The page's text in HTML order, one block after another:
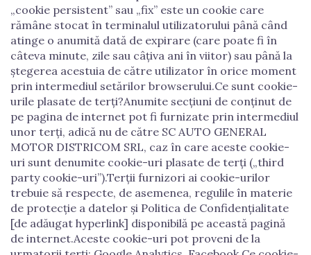
„cookie persistent” sau „fix” este un cookie care
rămâne stocat în terminalul utilizatorului până când
atinge o anumită dată de expirare (care poate fi în
câteva minute, zile sau câțiva ani în viitor) sau până la
ștegerea acestuia de către utilizator în orice moment
prin intermediul setărilor browserului.Ce sunt cookie-
urile plasate de terți?Anumite secțiuni de conținut de
pe pagina de internet pot fi furnizate prin intermediul
unor terți, adică nu de către SC AUTO GENERAL
MOTOR DISTRICOM SRL, caz în care aceste cookie-
uri sunt denumite cookie-uri plasate de terți („third
party cookie-uri”).Terții furnizori ai cookie-urilor
trebuie să respecte, de asemenea, regulile în materie
de protecție a datelor și Politica de Confidențialitate
[de adăugat hyperlink] disponibilă pe această pagină
de internet.Aceste cookie-uri pot proveni de la